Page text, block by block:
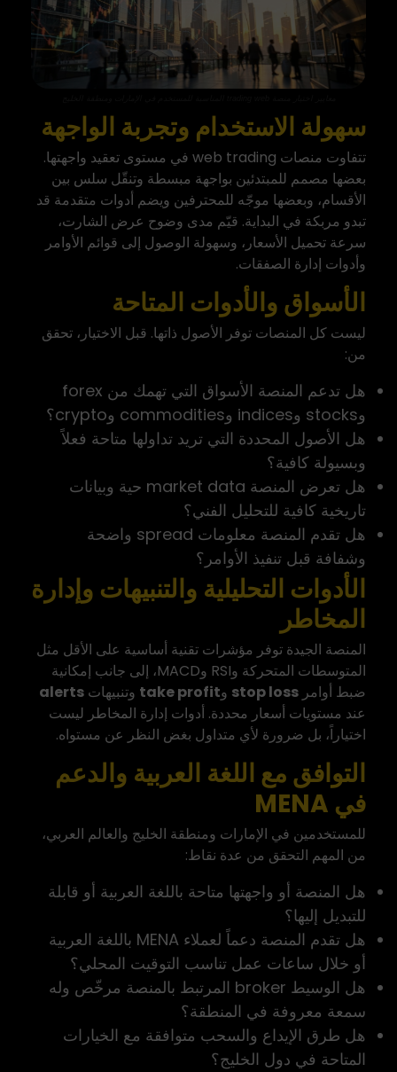
سهولة الاستخدام وتجربة الواجهة
تتفاوت منصات web trading في مستوى تعقيد واجهتها.
بعضها مصمم للمبتدئين بواجهة مبسطة وتنقّل سلس بين
الأقسام، وبعضها موجّه للمحترفين ويضم أدوات متقدمة قد
تبدو مربكة في البداية. قيّم مدى وضوح عرض الشارت،
سرعة تحميل الأسعار، وسهولة الوصول إلى قوائم الأوامر
وأدوات إدارة الصفقات.
الأسواق والأدوات المتاحة
ليست كل المنصات توفر الأصول ذاتها. قبل الاختيار، تحقق
من:
هل تدعم المنصة الأسواق التي تهمك من forex
وstocks وindices وcommodities وcrypto؟
هل الأصول المحددة التي تريد تداولها متاحة فعلاً
وبسيولة كافية؟
هل تعرض المنصة market data حية وبيانات
تاريخية كافية للتحليل الفني؟
هل تقدم المنصة معلومات spread واضحة
وشفافة قبل تنفيذ الأوامر؟
الأدوات التحليلية والتنبيهات وإدارة
المخاطر
المنصة الجيدة توفر مؤشرات تقنية أساسية على الأقل مثل
المتوسطات المتحركة وRSI وMACD، إلى جانب إمكانية
ضبط أوامر stop loss وtake profit وتنبيهات alerts
عند مستويات أسعار محددة. أدوات إدارة المخاطر ليست
اختياراً، بل ضرورة لأي متداول بغض النظر عن مستواه.
التوافق مع اللغة العربية والدعم
في MENA
للمستخدمين في الإمارات ومنطقة الخليج والعالم العربي،
من المهم التحقق من عدة نقاط:
هل المنصة أو واجهتها متاحة باللغة العربية أو قابلة
للتبديل إليها؟
هل تقدم المنصة دعماً لعملاء MENA باللغة العربية
أو خلال ساعات عمل تناسب التوقيت المحلي؟
هل الوسيط broker المرتبط بالمنصة مرخّص وله
سمعة معروفة في المنطقة؟
هل طرق الإيداع والسحب متوافقة مع الخيارات
المتاحة في دول الخليج؟